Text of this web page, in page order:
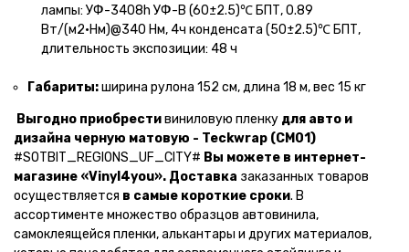
лампы: УФ-3408h УФ-В (60±2.5)℃ БПТ, 0.89
Вт/(м2•Нм)@340 Нм, 4ч конденсата (50±2.5)℃ БПТ,
длительность экспозиции: 48 ч
Габариты:ширина рулона 152 см, длина 18 м, вес 15 кг
Выгодно приобрестивиниловую пленку для авто и
дизайна черную матовую - Teckwrap (CM01)
#SOTBIT_REGIONS_UF_CITY# Вы можете в интернет-
магазине «Vinyl4you». Доставка заказанных товаров
осуществляется в самые короткие сроки. В
ассортименте множество образцов автовинила,
самоклеящейся пленки, алькантары и других материалов,